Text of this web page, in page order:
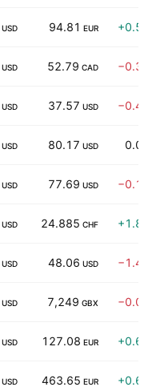
USD 94.81 EUR +0.59%
USD 52.79 CAD −0.36%
USD 37.57 USD −0.45%
USD 80.17 USD 0.00%
USD 77.69 USD −0.12%
USD 24.885 CHF +1.82%
USD 48.06 USD −1.40%
USD 7,249 GBX −0.06%
USD 127.08 EUR +0.62%
USD 463.65 EUR +0.64%